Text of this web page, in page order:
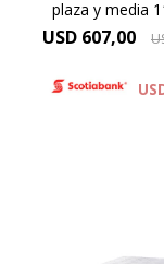
plaza y media
USD 607,00